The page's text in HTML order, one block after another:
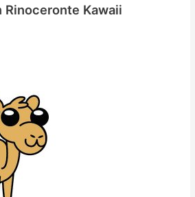
Rinoceronte Kawaii